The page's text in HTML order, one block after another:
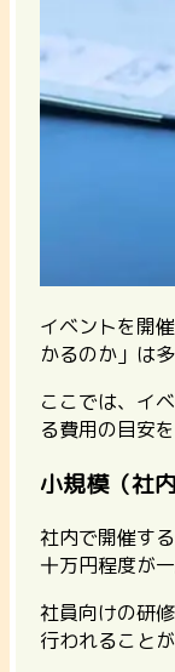
イベントを開
かるのか」は
ここでは、イ
る費用の目安
小規模（社
社内で開催す
十万円程度が
社員向けの研
行われること